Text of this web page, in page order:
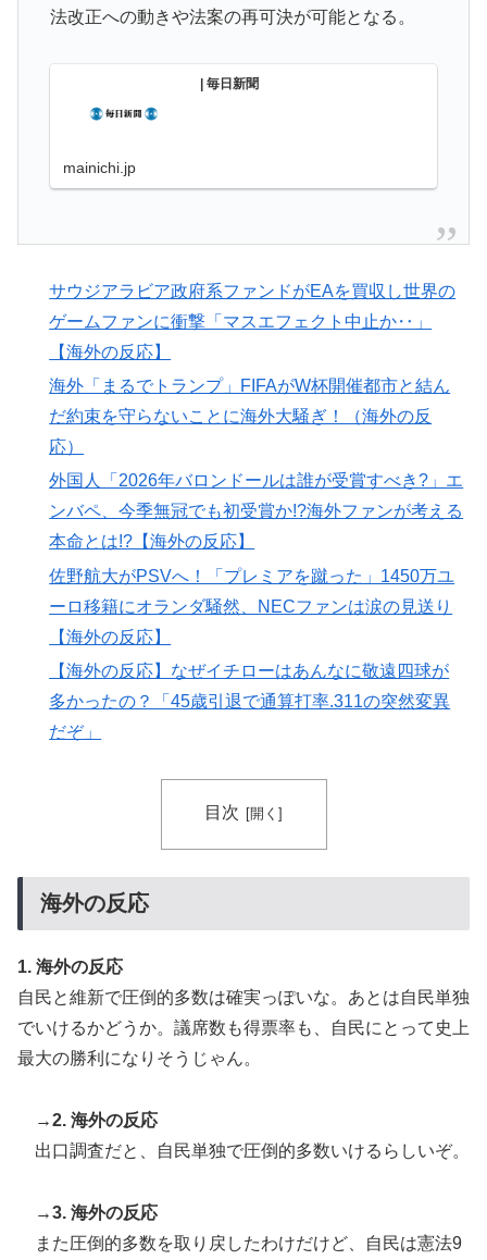
ｗｗ」＝韓国の反応
ンしてあげたのに、ほとんど客が来なくて閉店したんだ
そうです…」
メディアに海外が大騒ぎ
たらいいんだ？ → 「現代の経済は人口増加を前提とし
▶ 海外「世界で日本を死守するぞ！」 日本の消防署を訪
れたちびっ子集団が世界をメロメロに
▶ 飛行機の座席で長いポニーテールが後席モニターを塞ぐ
迷惑行為！！
▶ 海外「日本のアニメがここまで泣けるなんて…！」海外
のアニメファンが一番泣いた日本のアニメとは・・・？
【海外の反応】
▶ 【海外の反応】南アのGK、ペナルティエリアを壮大に
勘違いして一発退場「どんな空間認識能力だよｗ」
▶ 【あんこ】唐突になるんだけど、「魔法少女」ってどう
思う？ 第1話 高町流捕縛術に死角なし！
韓国人「台風接近中だけど日本には台風クラブというの
があったんだね」
▶ 外国人「2026年バロンドールは誰が受賞すべき?」エン
バペ、今季無冠でも初受賞か!?海外ファンが考える本命
レビ番組が最新SNSの数十年先を行っていたと話題に
【海外の反応】移民なしで少子化を解決するにはどうし
たらいいんだ？ → 「現代の経済は人口増加を前提とし
ているからな」「福祉の崩壊もヤバい」
法改正への動きや法案の再可決が可能となる。
| 毎日新聞
mainichi.jp
サウジアラビア政府系ファンドがEAを買収し世界の
ゲームファンに衝撃「マスエフェクト中止か‥」
【海外の反応】
海外「まるでトランプ」FIFAがW杯開催都市と結ん
だ約束を守らないことに海外大騒ぎ！（海外の反
応）
外国人「2026年バロンドールは誰が受賞すべき?」エ
ンバペ、今季無冠でも初受賞か!?海外ファンが考える
本命とは!?【海外の反応】
佐野航大がPSVへ！「プレミアを蹴った」1450万ユ
ーロ移籍にオランダ騒然、NECファンは涙の見送り
【海外の反応】
【海外の反応】なぜイチローはあんなに敬遠四球が
多かったの？「45歳引退で通算打率.311の突然変異
だぞ」
目次
海外の反応
1. 海外の反応
自民と維新で圧倒的多数は確実っぽいな。あとは自民単独
でいけるかどうか。議席数も得票率も、自民にとって史上
最大の勝利になりそうじゃん。
→2. 海外の反応
出口調査だと、自民単独で圧倒的多数いけるらしいぞ。
→3. 海外の反応
また圧倒的多数を取り戻したわけだけど、自民は憲法9